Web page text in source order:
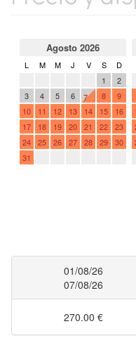
01/08/26
07/08/26
270.00 €